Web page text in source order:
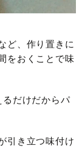
ど、作り置きに
をおくことで味
るだけだからパ
引き立つ味付け